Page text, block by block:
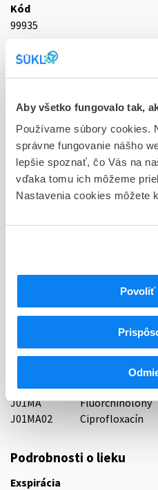
Aby všetko fungovalo tak,
Používame súbory cookies.
správne fungovanie nášho
lepšie spoznať, čo Vás na
vďaka tomu ich môžeme
Nastavenia cookies môžete
Povoliť
Kód
99935
Registračné číslo
Doplnok
Stav
D - Registrácia bez
Typ registračnej procedúry
42 - CHEMOTHERAPEUTICA
ANTIINFEKTÍVA
ANTIBIOTIKÁ
J01M
J01MA
Fluórchinolóny
J01MA02
Ciprofloxacín
Podrobnosti o lieku
Exspirácia